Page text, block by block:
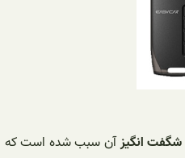
شگفت انگیزآن سبب شده است که این